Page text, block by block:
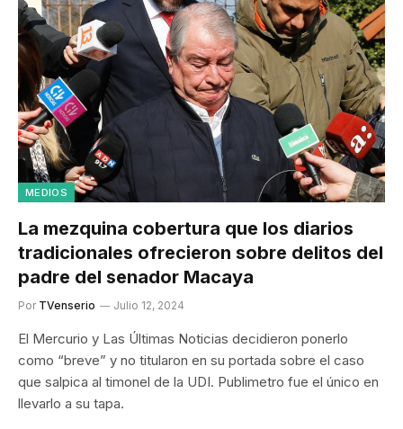
MEDIOS
La mezquina cobertura que los diarios
tradicionales ofrecieron sobre delitos del
padre del senador Macaya
Por TVenserio Julio 12, 2024
El Mercurio y Las Últimas Noticias decidieron ponerlo
como “breve” y no titularon en su portada sobre el caso
que salpica al timonel de la UDI. Publimetro fue el único en
llevarlo a su tapa.